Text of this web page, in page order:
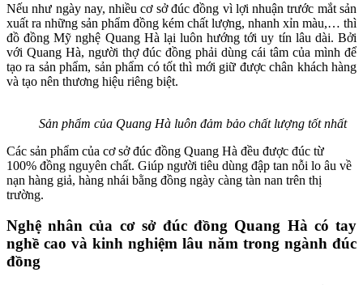
Nếu như ngày nay, nhiều cơ sở đúc đồng vì lợi nhuận trước mắt sản
xuất ra những sản phẩm đồng kém chất lượng, nhanh xỉn màu,… thì
đồ đồng Mỹ nghệ Quang Hà lại luôn hướng tới uy tín lâu dài. Bởi
với Quang Hà, người thợ đúc đồng phải dùng cái tâm của mình để
tạo ra sản phẩm, sản phẩm có tốt thì mới giữ được chân khách hàng
và tạo nên thương hiệu riêng biệt.
Sản phẩm của Quang Hà luôn đảm bảo chất lượng tốt nhất
Các sản phẩm của cơ sở đúc đồng Quang Hà đều được đúc từ
100% đồng nguyên chất. Giúp người tiêu dùng đập tan nỗi lo âu về
nạn hàng giả, hàng nhái bằng đồng ngày càng tàn nan trên thị
trường.
Nghệ nhân của cơ sở đúc đồng Quang Hà có tay
nghề cao và kinh nghiệm lâu năm trong ngành đúc
đồng